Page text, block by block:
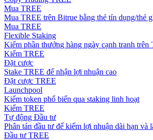
Hướng dẫn
Hướng dẫn giao dịch Spot
Mua TREE
Mua TREE trên Bitrue bằng thẻ tín dụng/thẻ
Mua TREE
Flexible Staking
Kiếm phần thưởng hàng ngày cạnh tranh trên
Kiếm TREE
Đặt cược
Stake TREE để nhận lợi nhuận cao
Đặt cược TREE
Launchpool
Kiếm token phổ biến qua staking linh hoạt
Kiếm TREE
Tự động Đầu tư
Phân tán đầu tư để kiếm lợi nhuận dài hạn và
Đầu tư TREE